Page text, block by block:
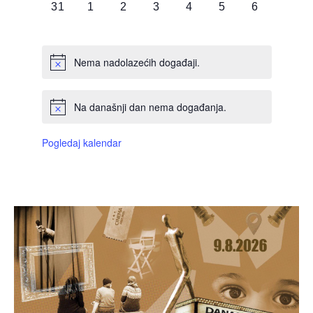
0
31
0
1
0
2
0
3
0
4
0
5
0
6
Nema nadolazećih događaji.
Na današnji dan nema događanja.
Pogledaj kalendar